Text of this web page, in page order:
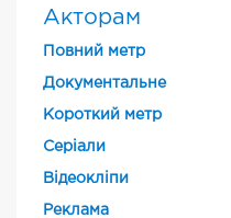
Акторам
Повний метр
Документальне
Короткий метр
Cеріали
Відеокліпи
Реклама